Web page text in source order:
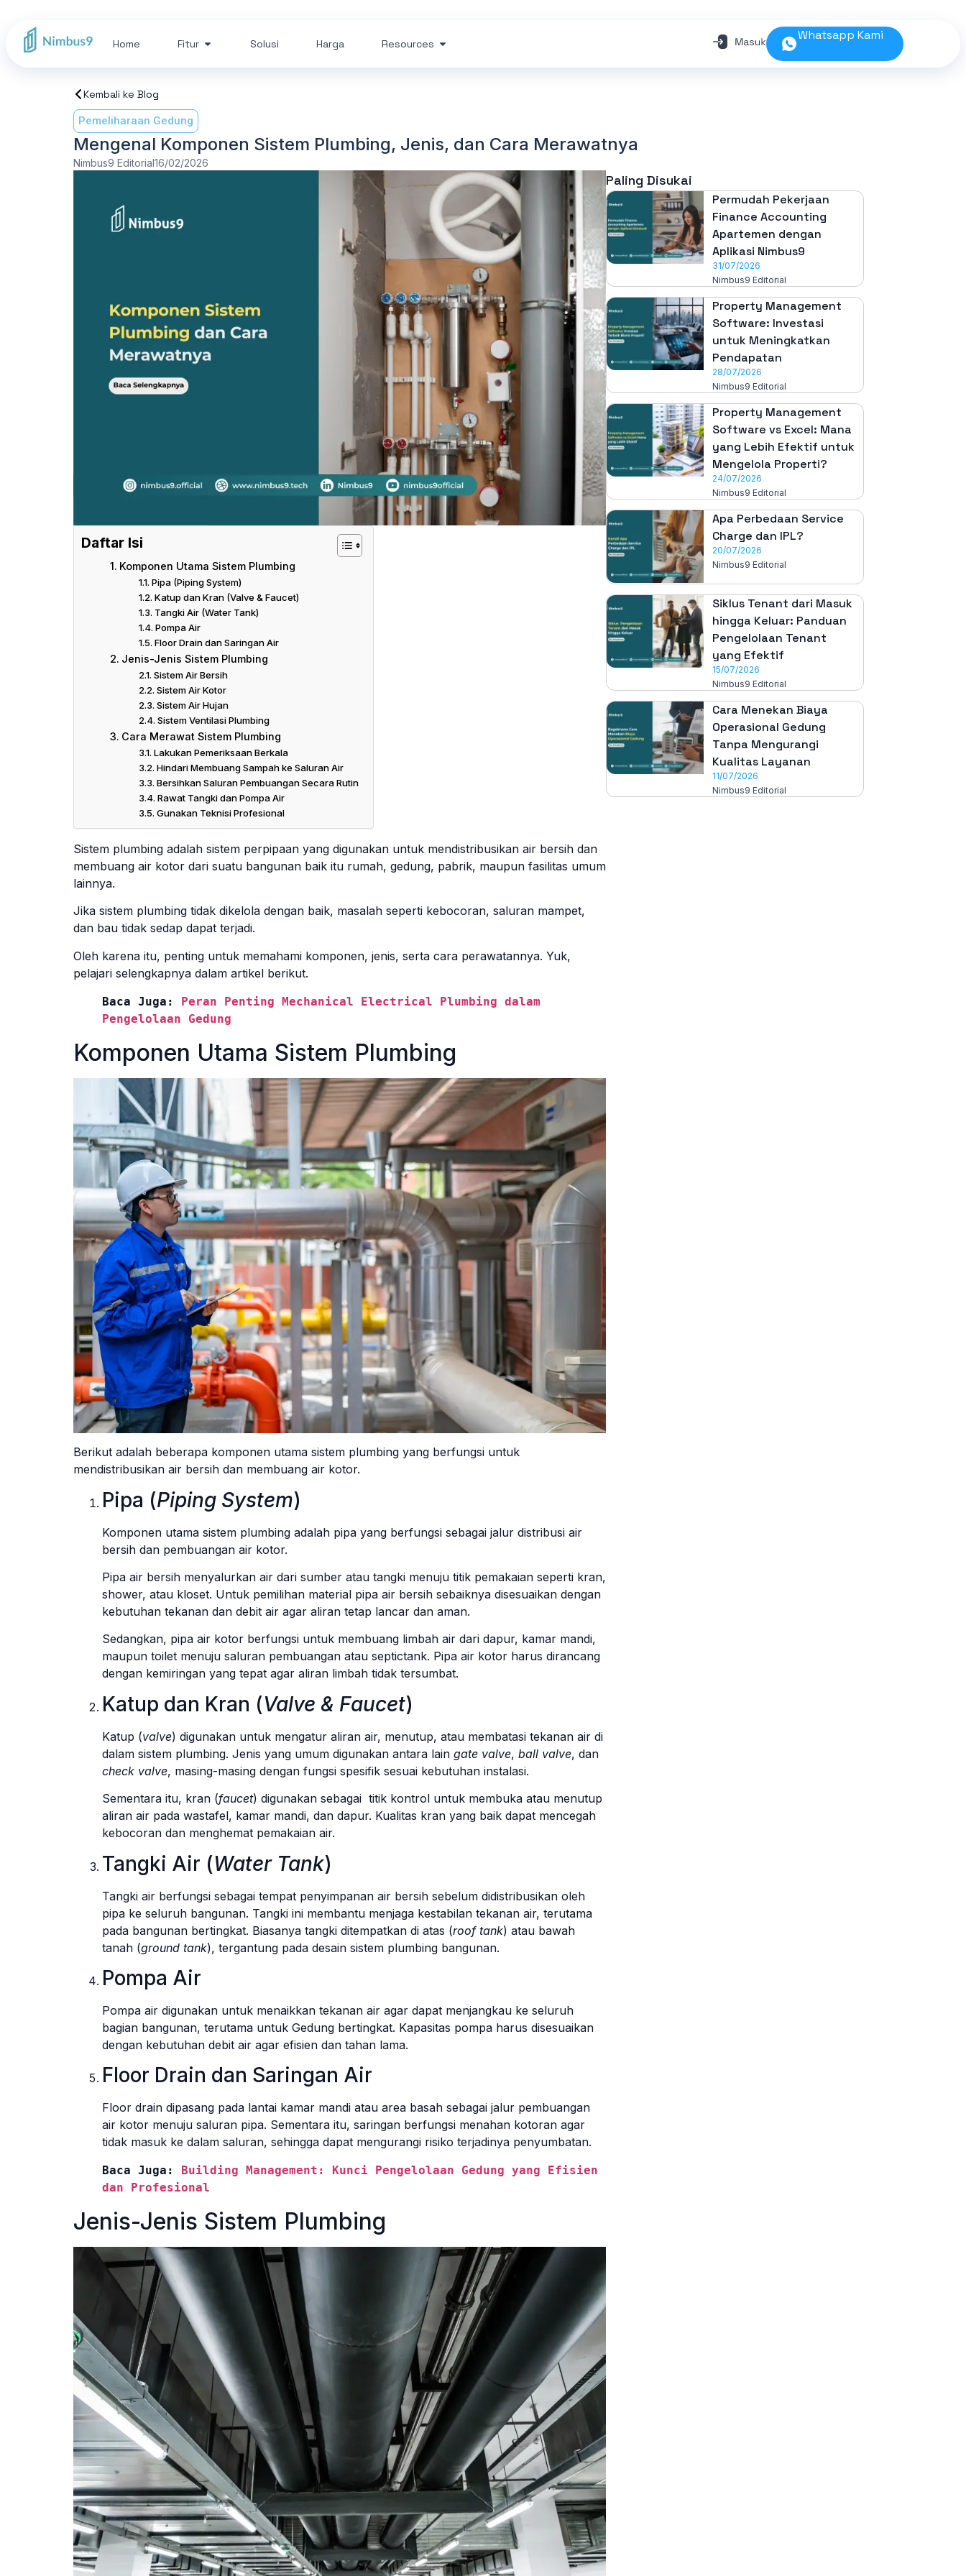
Home Fitur Solusi Harga Resources
Whatsapp Kami
Kembali ke Blog
Pemeliharaan Gedung
Mengenal Komponen Sistem Plumbing, Jenis, dan Cara Merawatnya
Nimbus9 Editorial16/02/2026
Daftar Isi
Komponen Utama Sistem Plumbing
Pipa (Piping System)
Katup dan Kran (Valve & Faucet)
Tangki Air (Water Tank)
Pompa Air
Floor Drain dan Saringan Air
Jenis-Jenis Sistem Plumbing
Sistem Air Bersih
Sistem Air Kotor
Sistem Air Hujan
Sistem Ventilasi Plumbing
Cara Merawat Sistem Plumbing
Lakukan Pemeriksaan Berkala
Hindari Membuang Sampah ke Saluran Air
Bersihkan Saluran Pembuangan Secara Rutin
Rawat Tangki dan Pompa Air
Gunakan Teknisi Profesional
Sistem plumbing adalah sistem perpipaan yang digunakan untuk mendistribusikan air bersih dan
membuang air kotor dari suatu bangunan baik itu rumah, gedung, pabrik, maupun fasilitas umum
lainnya.
Jika sistem plumbing tidak dikelola dengan baik, masalah seperti kebocoran, saluran mampet,
dan bau tidak sedap dapat terjadi.
Oleh karena itu, penting untuk memahami komponen, jenis, serta cara perawatannya. Yuk,
pelajari selengkapnya dalam artikel berikut.
Baca Juga: Peran Penting Mechanical Electrical Plumbing dalam
Pengelolaan Gedung
Komponen Utama Sistem Plumbing
Berikut adalah beberapa komponen utama sistem plumbing yang berfungsi untuk
mendistribusikan air bersih dan membuang air kotor.
Pipa (Piping System)
Komponen utama sistem plumbing adalah pipa yang berfungsi sebagai jalur distribusi air
bersih dan pembuangan air kotor.
Pipa air bersih menyalurkan air dari sumber atau tangki menuju titik pemakaian seperti kran,
shower, atau kloset. Untuk pemilihan material pipa air bersih sebaiknya disesuaikan dengan
kebutuhan tekanan dan debit air agar aliran tetap lancar dan aman.
Sedangkan, pipa air kotor berfungsi untuk membuang limbah air dari dapur, kamar mandi,
maupun toilet menuju saluran pembuangan atau septictank. Pipa air kotor harus dirancang
dengan kemiringan yang tepat agar aliran limbah tidak tersumbat.
Katup dan Kran (Valve & Faucet)
Katup (valve) digunakan untuk mengatur aliran air, menutup, atau membatasi tekanan air di
dalam sistem plumbing. Jenis yang umum digunakan antara lain gate valve, ball valve, dan
check valve, masing-masing dengan fungsi spesifik sesuai kebutuhan instalasi.
Sementara itu, kran (faucet) digunakan sebagai titik kontrol untuk membuka atau menutup
aliran air pada wastafel, kamar mandi, dan dapur. Kualitas kran yang baik dapat mencegah
kebocoran dan menghemat pemakaian air.
Tangki Air (Water Tank)
Tangki air berfungsi sebagai tempat penyimpanan air bersih sebelum didistribusikan oleh
pipa ke seluruh bangunan. Tangki ini membantu menjaga kestabilan tekanan air, terutama
pada bangunan bertingkat. Biasanya tangki ditempatkan di atas (roof tank) atau bawah
tanah (ground tank), tergantung pada desain sistem plumbing bangunan.
Pompa Air
Pompa air digunakan untuk menaikkan tekanan air agar dapat menjangkau ke seluruh
bagian bangunan, terutama untuk Gedung bertingkat. Kapasitas pompa harus disesuaikan
dengan kebutuhan debit air agar efisien dan tahan lama.
Floor Drain dan Saringan Air
Floor drain dipasang pada lantai kamar mandi atau area basah sebagai jalur pembuangan
air kotor menuju saluran pipa. Sementara itu, saringan berfungsi menahan kotoran agar
tidak masuk ke dalam saluran, sehingga dapat mengurangi risiko terjadinya penyumbatan.
Baca Juga:
Building Management: Kunci Pengelolaan Gedung yang Efisien
dan Profesional
Jenis-Jenis Sistem Plumbing
Paling Disukai
Permudah Pekerjaan
Finance Accounting
Apartemen dengan
Aplikasi Nimbus9
31/07/2026
Nimbus9 Editorial
Property Management
Software: Investasi
untuk Meningkatkan
Pendapatan
28/07/2026
Nimbus9 Editorial
Property Management
Software vs Excel: Mana
yang Lebih Efektif untuk
Mengelola Properti?
24/07/2026
Nimbus9 Editorial
Apa Perbedaan Service
Charge dan IPL?
20/07/2026
Nimbus9 Editorial
Siklus Tenant dari Masuk
hingga Keluar: Panduan
Pengelolaan Tenant
yang Efektif
15/07/2026
Nimbus9 Editorial
Cara Menekan Biaya
Operasional Gedung
Tanpa Mengurangi
Kualitas Layanan
11/07/2026
Nimbus9 Editorial